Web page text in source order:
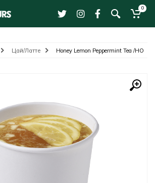
0
Цай/Латте Honey Lemon Peppermint Tea /HOT/